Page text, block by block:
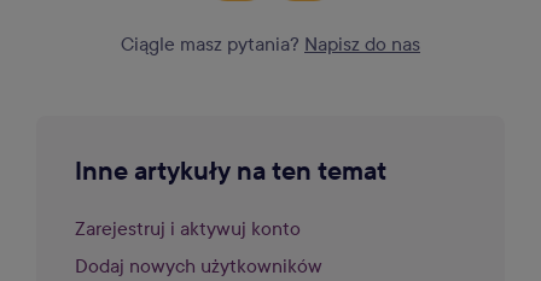
Ciągle masz pytania? Napisz do nas
Inne artykuły na ten temat
Zarejestruj i aktywuj konto
Dodaj nowych użytkowników